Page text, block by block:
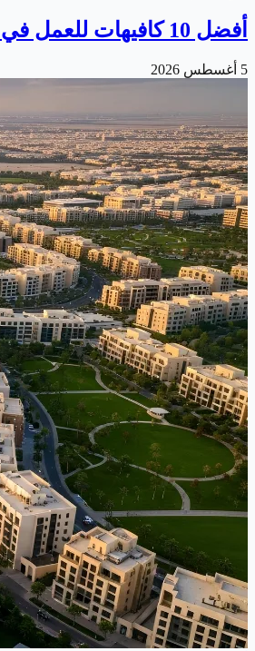
أفضل 10 كافيهات للعمل في الدوحة
5 أغسطس 2026